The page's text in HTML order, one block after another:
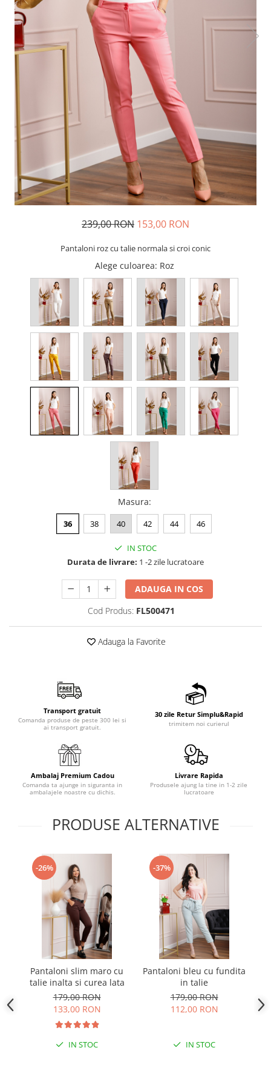
239,00 RON 153,00 RON
Pantaloni roz cu talie normala si croi conic
Alege culoarea: Roz
Masura:
36 38 40 42 44 46
IN STOC
Durata de livrare: 1 -2 zile lucratoare
ADAUGA IN COS
Cod Produs: FL500471
Adauga la Favorite
Transport gratuit
Comanda produse de peste 300 lei si
ai transport gratuit.
30 zile Retur Simplu&Rapid
trimitem noi curierul
Ambalaj Premium Cadou
Comanda ta ajunge in siguranta in
ambalajele noastre cu dichis.
Livrare Rapida
Produsele ajung la tine in 1-2 zile
lucratoare
PRODUSE ALTERNATIVE
-26%
Pantaloni slim maro cu
talie inalta si curea lata
179,00 RON
133,00 RON
IN STOC
-37%
Pantaloni bleu cu fundita
in talie
179,00 RON
112,00 RON
IN STOC